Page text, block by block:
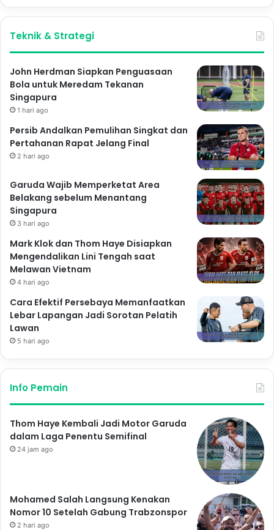
Teknik & Strategi
John Herdman Siapkan Penguasaan
Bola untuk Meredam Tekanan
Singapura
1 hari ago
Persib Andalkan Pemulihan Singkat dan
Pertahanan Rapat Jelang Final
2 hari ago
Garuda Wajib Memperketat Area
Belakang sebelum Menantang
Singapura
3 hari ago
Mark Klok dan Thom Haye Disiapkan
Mengendalikan Lini Tengah saat
Melawan Vietnam
4 hari ago
Cara Efektif Persebaya Memanfaatkan
Lebar Lapangan Jadi Sorotan Pelatih
Lawan
5 hari ago
Info Pemain
Thom Haye Kembali Jadi Motor Garuda
dalam Laga Penentu Semifinal
24 jam ago
Mohamed Salah Langsung Kenakan
Nomor 10 Setelah Gabung Trabzonspor
2 hari ago